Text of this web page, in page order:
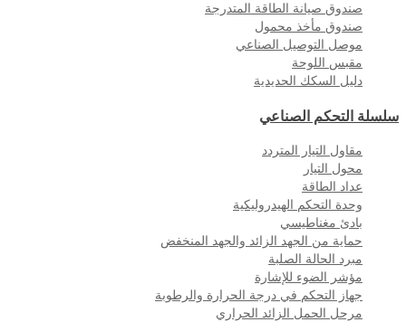
صندوق صيانة الطاقة المتدرجة
صندوق مأخذ محمول
موصل التوصيل الصناعي
مقبس اللوحة
دليل السكك الحديدية
سلسلة التحكم الصناعي
مقاول التيار المتردد
محول التيار
عداد الطاقة
وحدة التحكم الهيدروليكية
بادئ مغناطيسي
حماية من الجهد الزائد والجهد المنخفض
مبرد الحالة الصلبة
مؤشر الضوء للإشارة
جهاز التحكم في درجة الحرارة والرطوبة
مرحل الحمل الزائد الحراري